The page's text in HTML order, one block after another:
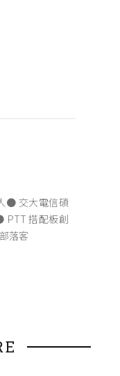
● 交大電信碩
搭配板創
落客